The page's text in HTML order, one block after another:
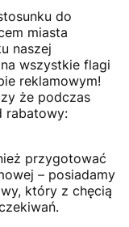
do
miasta
naszej
wszystkie flagi
reklamowym!
że podczas
rabatowy:
przygotować
– posiadamy
który z chęcią